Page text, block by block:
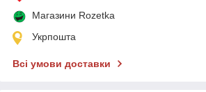
Магазини Rozetka
Укрпошта
Всі умови доставки